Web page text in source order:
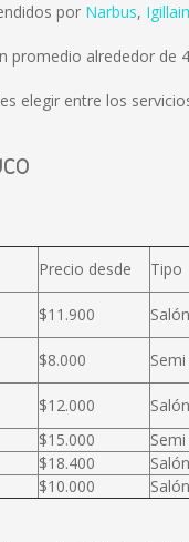
por Narbus,
promedio alrededor de
elegir entre los
Precio desde Tipo
$11.900
$8.000
$12.000
$15.000
$18.400
$10.000